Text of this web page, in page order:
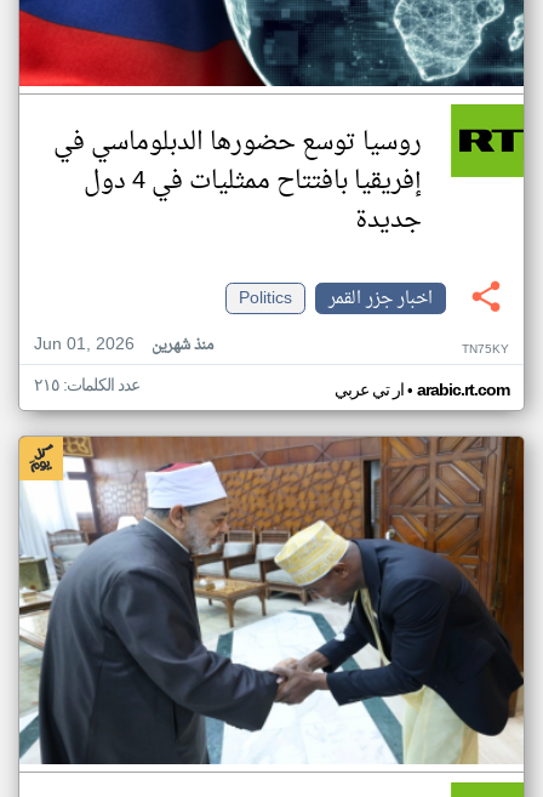
روسيا توسع حضورها الدبلوماسي في
إفريقيا بافتتاح ممثليات في 4 دول
جديدة
اخبار جزر القمر
Politics
Jun 01, 2026
منذ شهرين TN75KY
ار تي عربي• arabic.rt.com عدد الكلمات: ٢١٥